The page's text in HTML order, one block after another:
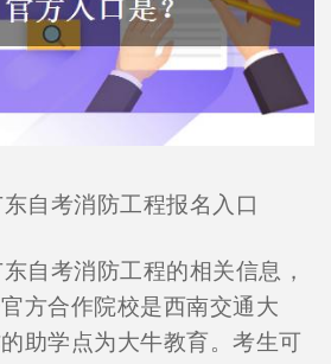
自考消防工程报名入口
自考消防工程的相关信息，
方合作院校是西南交通大
助学点为大牛教育。考生可